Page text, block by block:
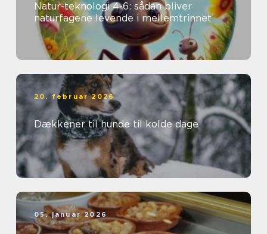
Natur-teknologi 4-6: sådan bliver
naturfagene levende i mellemtrinnet
20. februar 2026
Dækkener til hunde til kolde dage
05. januar 2026